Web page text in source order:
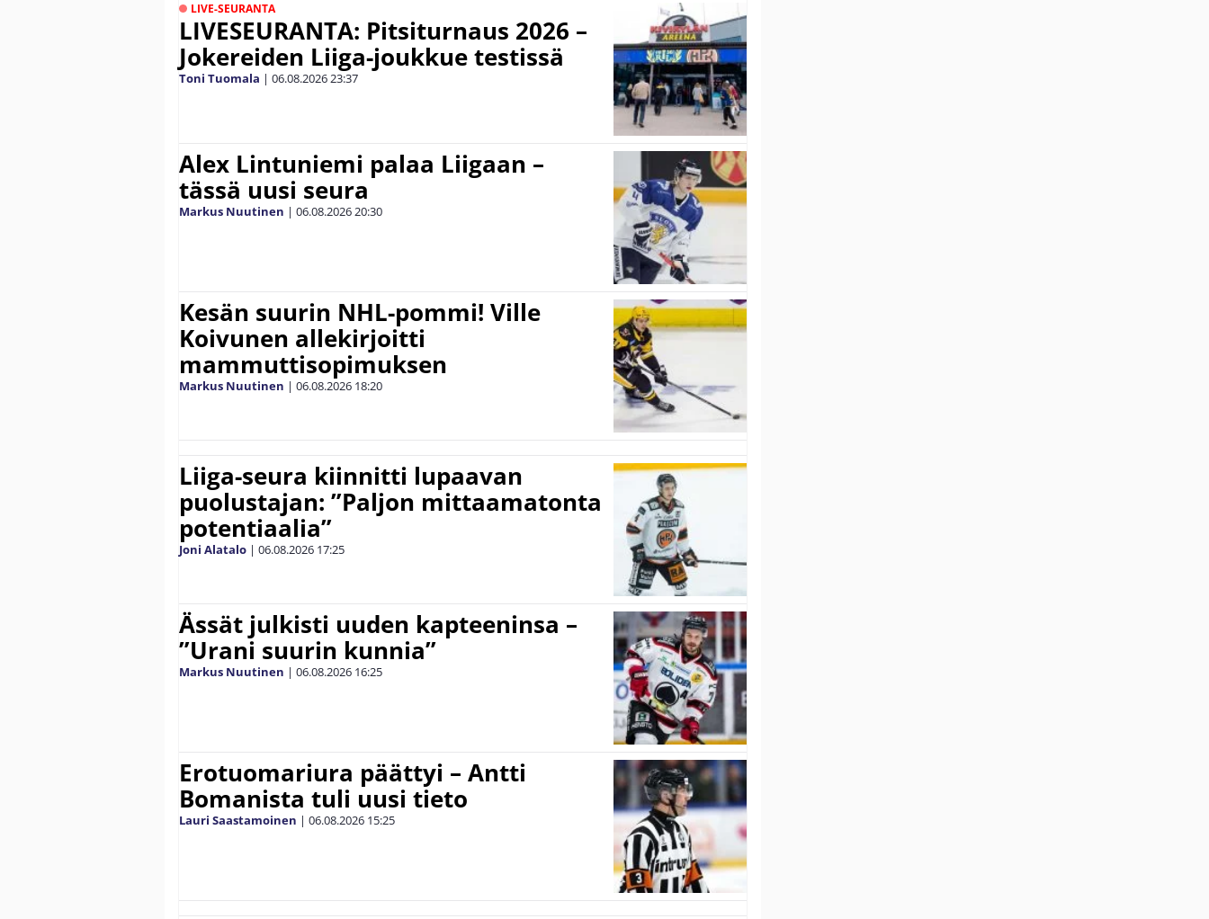
LIVE-SEURANTA
LIVESEURANTA: Pitsiturnaus 2026 –
Jokereiden Liiga-joukkue testissä
Toni Tuomala | 06.08.202623:37
Alex Lintuniemi palaa Liigaan –
tässä uusi seura
Markus Nuutinen | 06.08.202620:30
Kesän suurin NHL-pommi! Ville
Koivunen allekirjoitti
mammuttisopimuksen
Markus Nuutinen | 06.08.2026 18:20
Liiga-seura kiinnitti lupaavan
puolustajan: ”Paljon mittaamatonta
potentiaalia”
Joni Alatalo | 06.08.2026 17:25
Ässät julkisti uuden kapteeninsa –
”Urani suurin kunnia”
Markus Nuutinen | 06.08.2026 16:25
Erotuomariura päättyi – Antti
Bomanista tuli uusi tieto
Lauri Saastamoinen | 06.08.2026 15:25